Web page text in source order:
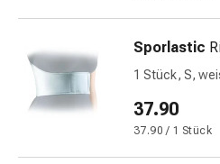
und
Augentropfen
Augenverbände
Sporlastic
1 Stück, S,
37.90
37.90 / 1 Stück